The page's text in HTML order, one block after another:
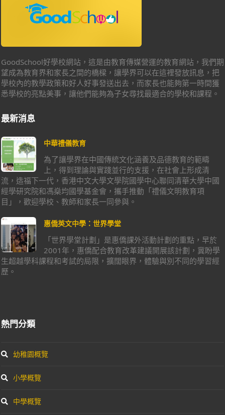
GoodSchool好學校網站，這是由教育傳媒營運的教育網站，我們期
望成為教育界和家長之間的橋樑，讓學界可以在這裡發放訊息，把
學校內的教學政策和好人好事發送出去，而家長也能夠第一時間獲
悉學校的亮點美事，讓他們能夠為子女尋找最適合的學校和課程。
最新消息
中華禮儀教育
為了讓學界在中國傳統文化涵養及品德教育的範疇
上，得到理論與實踐並行的支援，在社會上形成清
流，造福下一代，香港中文大學文學院國學中心聯同清華大學中國
經學研究院和馮燊均國學基金會，攜手推動「禮儀文明教育項
目」，歡迎學校、教師和家長一同參與。
惠僑英文中學：世界學堂
「世界學堂計劃」是惠僑課外活動計劃的重點，早於
2001年，惠僑配合教育改革建議開展該計劃，冀盼學
生超越學科課程和考試的局限，擴闊眼界，體驗與別不同的學習經
歷。
熱門分類
幼稚園概覽
小學概覽
中學概覽